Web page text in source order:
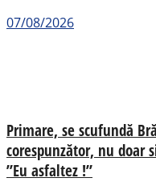
07/08/2026
Primare, se scufundă
corespunzător, nu doar
”Eu asfaltez !”